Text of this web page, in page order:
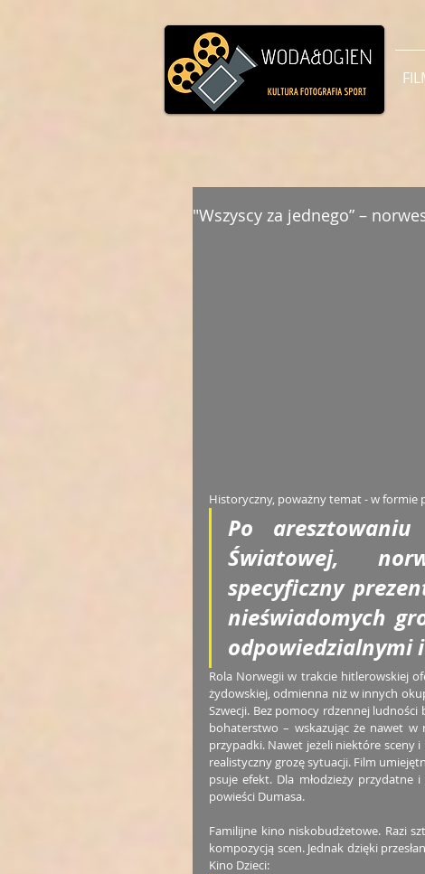
"Wszyscy za jednego” –
Historyczny, poważny temat - w formie
Po
Światowej,
specyficzny
nieświadomych
odpowiedzialnymi
Rola Norwegii w trakcie hitlerowskiej
żydowskiej, odmienna niż w innych
Szwecji. Bez pomocy rdzennej ludności
bohaterstwo – wskazując że nawet
przypadki. Nawet jeżeli niektóre sceny
realistyczny grozę sytuacji. Film
psuje efekt. Dla młodzieży
powieści Dumasa.
Familijne kino niskobudżetowe. Razi
kompozycją scen. Jednak dzięki
Kino Dzieci: